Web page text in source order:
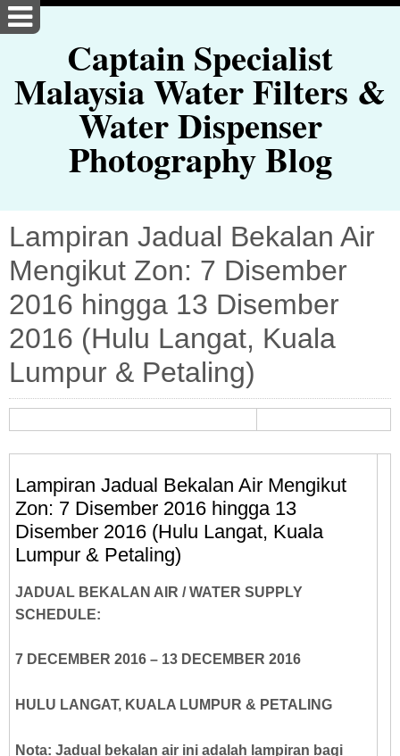
Captain Specialist
Malaysia Water Filters &
Water Dispenser
Photography Blog
Lampiran Jadual Bekalan Air
Mengikut Zon: 7 Disember
2016 hingga 13 Disember
2016 (Hulu Langat, Kuala
Lumpur & Petaling)
Lampiran Jadual Bekalan Air Mengikut
Zon: 7 Disember 2016 hingga 13
Disember 2016 (Hulu Langat, Kuala
Lumpur & Petaling)
JADUAL BEKALAN AIR / WATER SUPPLY
SCHEDULE:
7 DECEMBER 2016 – 13 DECEMBER 2016
HULU LANGAT, KUALA LUMPUR & PETALING
Nota: Jadual bekalan air ini adalah lampiran bagi